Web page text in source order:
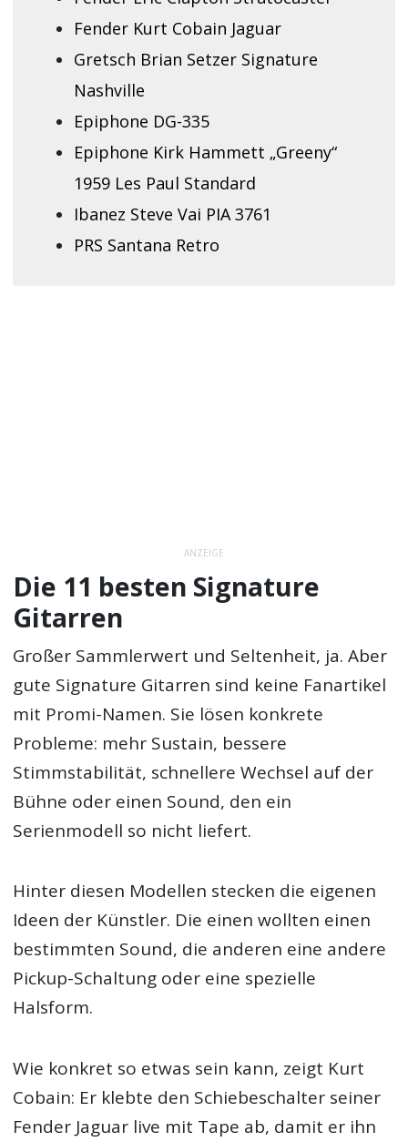
Fender Kurt Cobain Jaguar
Gretsch Brian Setzer Signature
Nashville
Epiphone DG-335
Epiphone Kirk Hammett „Greeny“
1959 Les Paul Standard
Ibanez Steve Vai PIA 3761
PRS Santana Retro
ANZEIGE
Die 11 besten Signature
Gitarren
Großer Sammlerwert und Seltenheit, ja. Aber
gute Signature Gitarren sind keine Fanartikel
mit Promi-Namen. Sie lösen konkrete
Probleme: mehr Sustain, bessere
Stimmstabilität, schnellere Wechsel auf der
Bühne oder einen Sound, den ein
Serienmodell so nicht liefert.
Hinter diesen Modellen stecken die eigenen
Ideen der Künstler. Die einen wollten einen
bestimmten Sound, die anderen eine andere
Pickup-Schaltung oder eine spezielle
Halsform.
Wie konkret so etwas sein kann, zeigt Kurt
Cobain: Er klebte den Schiebeschalter seiner
Fender Jaguar live mit Tape ab, damit er ihn